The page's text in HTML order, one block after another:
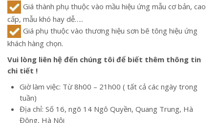
Giá thành phụ thuộc vào mầu hiệu ứng mẫu cơ bản, cao
cấp, mẫu khó hay dễ…..
Giá phụ thuộc vào thương hiệu sơn bê tông hiệu ứng
khách hàng chọn.
Vui lòng liên hệ đến chúng tôi để biết thêm thông tin
chi tiết !
Giờ làm việc: Từ 8h00 – 21h00 ( tất cả các ngày trong
tuần)
Địa chỉ: Số 16, ngõ 14 Ngô Quyền, Quang Trung, Hà
Đông, Hà Nội